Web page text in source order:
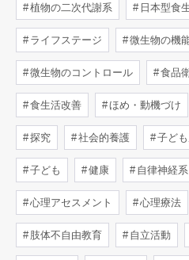
植物の二次代謝系 日本型食
ライフステージ 微生物の機
微生物のコントロール 食品
食生活改善 ほめ・動機づけ
探究 社会的養護 子ど
子ども 健康 自律神経系
心理アセスメント 心理療法
肢体不自由教育 自立活動